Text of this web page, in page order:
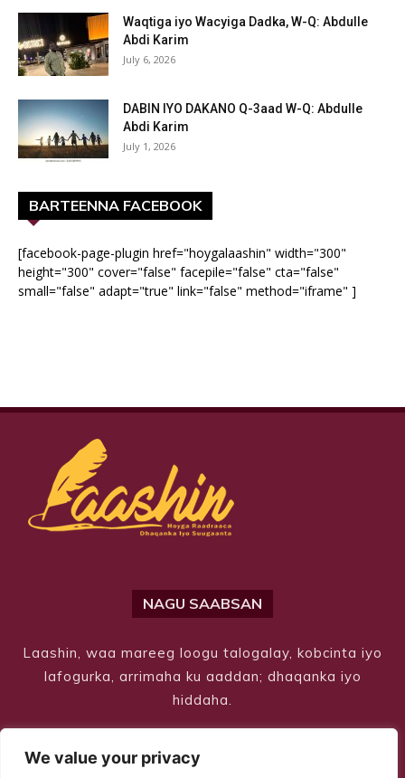
We value your privacy
Waqtiga iyo Wacyiga Dadka, W-Q: Abdulle
Abdi Karim
July 6, 2026
DABIN IYO DAKANO Q-3aad W-Q: Abdulle
Abdi Karim
July 1, 2026
BARTEENNA FACEBOOK
[facebook-page-plugin href="hoygalaashin" width="300"
height="300" cover="false" facepile="false" cta="false"
small="false" adapt="true" link="false" method="iframe" ]
NAGU SAABSAN
Laashin, waa mareeg loogu talogalay, kobcinta iyo
lafogurka, arrimaha ku aaddan; dhaqanka iyo
hiddaha.